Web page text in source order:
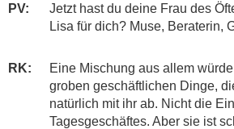
PV:
Jetzt hast du deine Frau des
Lisa für dich? Muse, Beraterin,
RK:
Eine Mischung aus allem
groben geschäftlichen Dinge,
natürlich mit ihr ab. Nicht die
Tagesgeschäftes. Aber sie ist